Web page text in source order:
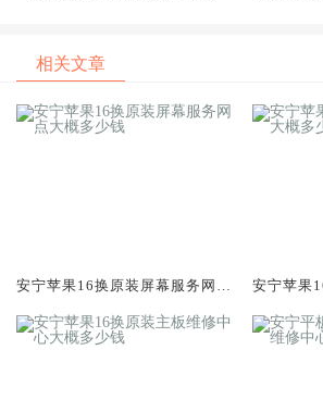
相关文章
安宁苹果16换原装屏幕服务网点
安宁苹果